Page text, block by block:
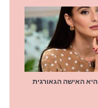
היא האישה הגאורגית